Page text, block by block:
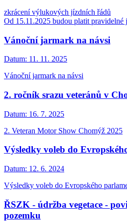
zkrácení výlukových jízdních řádů
Od 15.11.2025 budou platit pravidelné
Vánoční jarmark na návsi
Datum: 11. 11. 2025
Vánoční jarmark na návsi
2. ročník srazu veteránů v
Datum: 16. 7. 2025
2. Veteran Motor Show Chomýž 2025
Výsledky voleb do
Datum: 12. 6. 2024
Výsledky voleb do Evropského
ŘSZK - údržba vegetace -
pozemku